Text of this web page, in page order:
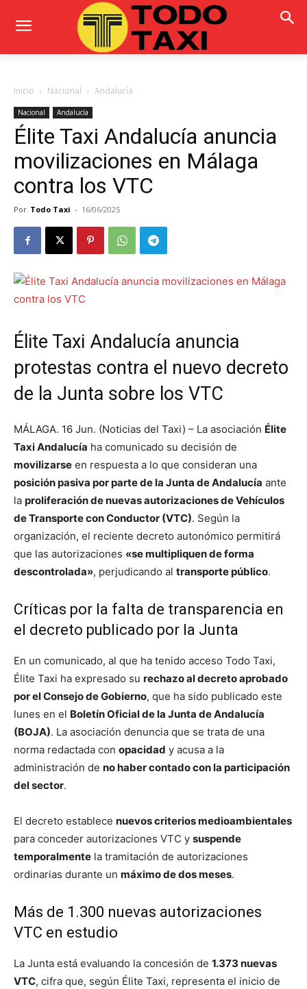
Inicio Nacional Andalucía
Nacional Andalucía
Élite Taxi Andalucía anuncia
movilizaciones en Málaga
contra los VTC
Por Todo Taxi - 16/06/2025
Élite Taxi Andalucía anuncia
protestas contra el nuevo decreto
de la Junta sobre los VTC
MÁLAGA. 16 Jun. (Noticias del Taxi) – La asociación Élite
Taxi Andalucía ha comunicado su decisión de
movilizarse en respuesta a lo que consideran una
posición pasiva por parte de la Junta de Andalucía ante
la proliferación de nuevas autorizaciones de Vehículos
de Transporte con Conductor (VTC). Según la
organización, el reciente decreto autonómico permitirá
que las autorizaciones «se multipliquen de forma
descontrolada», perjudicando al transporte público.
Críticas por la falta de transparencia en
el decreto publicado por la Junta
En un comunicado, al que ha tenido acceso Todo Taxi,
Élite Taxi ha expresado su rechazo al decreto aprobado
por el Consejo de Gobierno, que ha sido publicado este
lunes en el Boletín Oficial de la Junta de Andalucía
(BOJA). La asociación denuncia que se trata de una
norma redactada con opacidad y acusa a la
administración de no haber contado con la participación
del sector.
El decreto establece nuevos criterios medioambientales
para conceder autorizaciones VTC y suspende
temporalmente la tramitación de autorizaciones
ordinarias durante un máximo de dos meses.
Más de 1.300 nuevas autorizaciones
VTC en estudio
La Junta está evaluando la concesión de 1.373 nuevas
VTC, cifra que, según Élite Taxi, representa el inicio de